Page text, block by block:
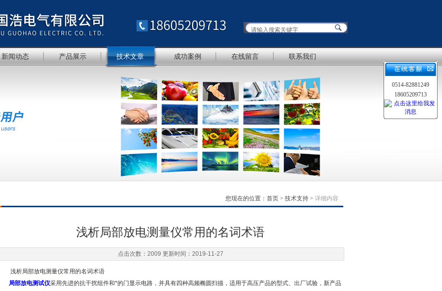
新闻动态 产品展示 技术文章 成功案例 在线留言 联系我们
您现在的位置： 首页 > 技术支持 > 详细内容
浅析局部放电测量仪常用的名词术语
点击次数：2009 更新时间：2019-11-27
浅析局部放电测量仪常用的名词术语
局部放电测试仪采用先进的抗干扰组件和*的门显示电路，并具有四种高频椭圆扫描，适用于高压产品的型式、出厂试验，新产品
0514-82881249
18605209713